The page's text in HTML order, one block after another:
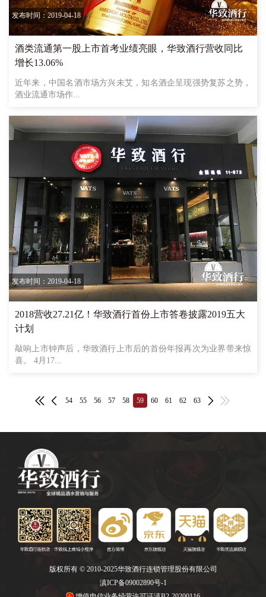
发布时间：2019-04-18
酒类流通第一股上市首考业绩亮眼，华致酒行营收同比
增长13.06%
近年来，中国名酒市场方兴未艾，知名酒企呈现强势复苏之势，
酒业流通市场作...
发布时间：2019-04-18
2018营收27.21亿！华致酒行首份上市答卷披露2019五大
计划
敲响上市钟声后，华致酒行上市后的首份年报再次为业界带来惊
喜。 4月17...
54 55 56 57 58 59 60 61 62 63
版权所有 © 2010-2025华致酒行连锁管理股份有限公司
滇ICP备09002890号-1